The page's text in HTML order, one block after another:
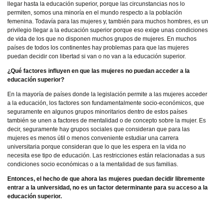
llegar hasta la educación superior, porque las circunstancias nos lo
permiten, somos una minoría en el mundo respecto a la población
femenina. Todavía para las mujeres y, también para muchos hombres, es un
privilegio llegar a la educación superior porque eso exige unas condiciones
de vida de los que no disponen muchos grupos de mujeres. En muchos
países de todos los continentes hay problemas para que las mujeres
puedan decidir con libertad si van o no van a la educación superior.
¿Qué factores influyen en que las mujeres no puedan acceder a la
educación superior?
En la mayoría de países donde la legislación permite a las mujeres acceder
a la educación, los factores son fundamentalmente socio-económicos, que
seguramente en algunos grupos minoritarios dentro de estos países
también se unen a factores de mentalidad o de concepto sobre la mujer. Es
decir, seguramente hay grupos sociales que consideran que para las
mujeres es menos útil o menos conveniente estudiar una carrera
universitaria porque consideran que lo que les espera en la vida no
necesita ese tipo de educación. Las restricciones están relacionadas a sus
condiciones socio económicas o a la mentalidad de sus familias.
Entonces, el hecho de que ahora las mujeres puedan decidir libremente
entrar a la universidad, no es un factor determinante para su acceso a la
educación superior.